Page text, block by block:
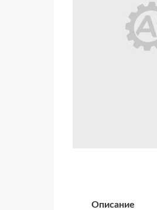
Описание